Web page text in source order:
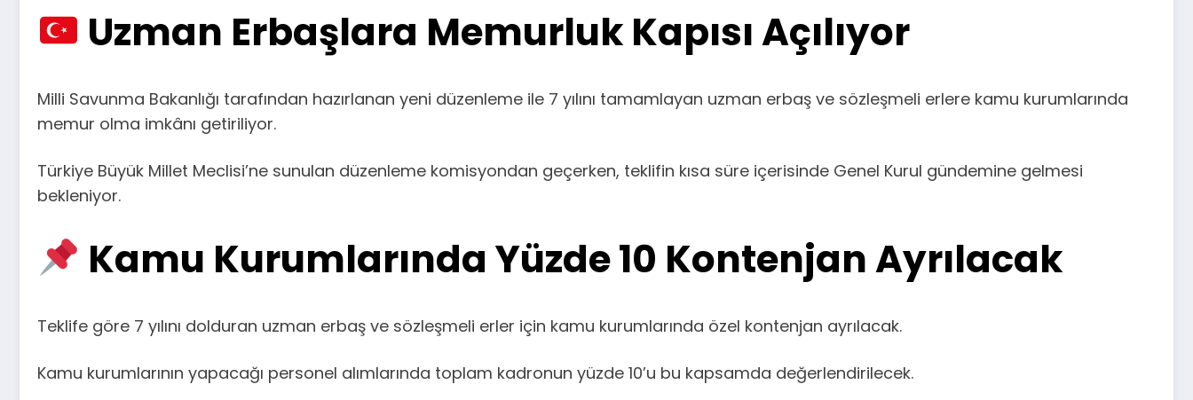
Uzman Erbaşlara Memurluk Kapısı Açılıyor
Milli Savunma Bakanlığı tarafından hazırlanan yeni düzenleme ile 7 yılını tamamlayan uzman erbaş ve sözleşmeli erlere kamu kurumlarında
memur olma imkânı getiriliyor.
Türkiye Büyük Millet Meclisi’ne sunulan düzenleme komisyondan geçerken, teklifin kısa süre içerisinde Genel Kurul gündemine gelmesi
bekleniyor.
Kamu Kurumlarında Yüzde 10 Kontenjan Ayrılacak
Teklife göre 7 yılını dolduran uzman erbaş ve sözleşmeli erler için kamu kurumlarında özel kontenjan ayrılacak.
Kamu kurumlarının yapacağı personel alımlarında toplam kadronun yüzde 10’u bu kapsamda değerlendirilecek.